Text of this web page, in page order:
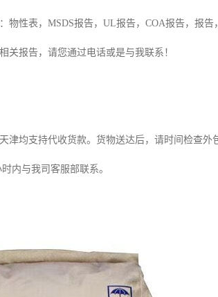
物性表， MSDS报告， UL报告， COA报告， 报告，
关报告，请您通过电话或是与我联系！
津均支持代收货款。货物送达后，请时间检查外
时内与我司客服部联系。